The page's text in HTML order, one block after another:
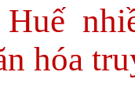
hóa